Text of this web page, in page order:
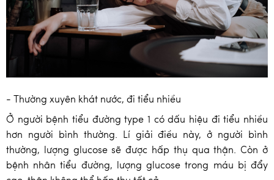
- Thường xuyên khát nước, đi tiểu nhiều
Ở người bệnh tiểu đường type 1 có dấu hiệu đi tiểu nhiều
hơn người bình thường. Lí giải điều này, ở người bình
thường, lượng glucose sẽ được hấp thụ qua thận. Còn ở
bệnh nhân tiểu đường, lượng glucose trong máu bị đẩy